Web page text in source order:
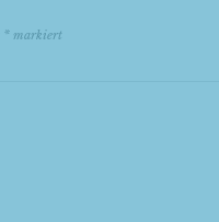
* markiert